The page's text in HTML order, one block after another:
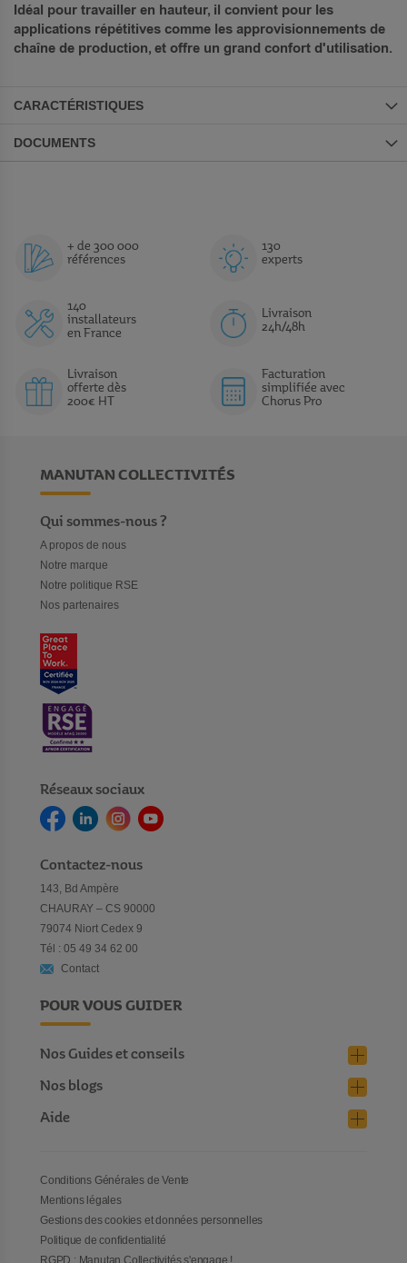
Idéal pour travailler en hauteur, il convient pour les
applications répétitives comme les approvisionnements de
chaîne de production, et offre un grand confort d'utilisation.
CARACTÉRISTIQUES
DOCUMENTS
+ de 300 000
références
130
experts
140
installateurs
en France
Livraison
24h/48h
Livraison
offerte dès
200€ HT
Facturation
simplifiée avec
Chorus Pro
MANUTAN COLLECTIVITÉS
Qui sommes-nous ?
A propos de nous
Notre marque
Notre politique RSE
Nos partenaires
Réseaux sociaux
Contactez-nous
143, Bd Ampère
CHAURAY – CS 90000
79074 Niort Cedex 9
Tél : 05 49 34 62 00
Contact
POUR VOUS GUIDER
Nos Guides et conseils
Nos blogs
Aide
Conditions Générales de Vente
Mentions légales
Gestions des cookies et données personnelles
Politique de confidentialité
RGPD : Manutan Collectivités s'engage !